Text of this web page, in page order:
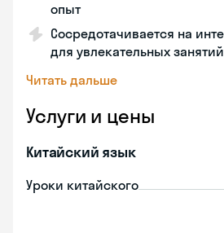
опыт
Сосредотачивается на
для увлекательных занятий
Читать дальше
Услуги и цены
Китайский язык
Уроки китайского